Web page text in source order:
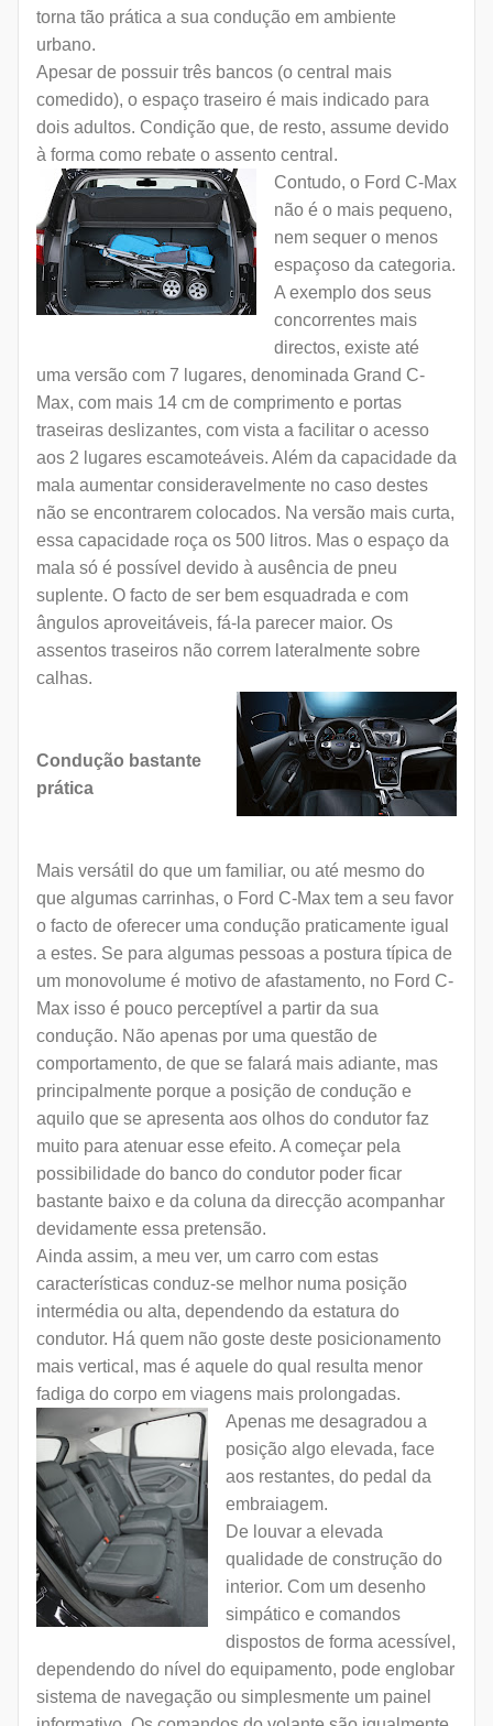
torna tão prática a sua condução em ambiente
urbano.
Apesar de possuir três bancos (o central mais
comedido), o espaço traseiro é mais indicado para
dois adultos. Condição que, de resto, assume devido
à forma como rebate o assento central.
Contudo, o Ford C-Max
não é o mais pequeno,
nem sequer o menos
espaçoso da categoria.
A exemplo dos seus
concorrentes mais
directos, existe até
uma versão com 7 lugares, denominada Grand C-
Max, com mais 14 cm de comprimento e portas
traseiras deslizantes, com vista a facilitar o acesso
aos 2 lugares escamoteáveis. Além da capacidade da
mala aumentar consideravelmente no caso destes
não se encontrarem colocados. Na versão mais curta,
essa capacidade roça os 500 litros. Mas o espaço da
mala só é possível devido à ausência de pneu
suplente. O facto de ser bem esquadrada e com
ângulos aproveitáveis, fá-la parecer maior. Os
assentos traseiros não correm lateralmente sobre
calhas.
Condução bastante
prática
Mais versátil do que um familiar, ou até mesmo do
que algumas carrinhas, o Ford C-Max tem a seu favor
o facto de oferecer uma condução praticamente igual
a estes. Se para algumas pessoas a postura típica de
um monovolume é motivo de afastamento, no Ford C-
Max isso é pouco perceptível a partir da sua
condução. Não apenas por uma questão de
comportamento, de que se falará mais adiante, mas
principalmente porque a posição de condução e
aquilo que se apresenta aos olhos do condutor faz
muito para atenuar esse efeito. A começar pela
possibilidade do banco do condutor poder ficar
bastante baixo e da coluna da direcção acompanhar
devidamente essa pretensão.
Ainda assim, a meu ver, um carro com estas
características conduz-se melhor numa posição
intermédia ou alta, dependendo da estatura do
condutor. Há quem não goste deste posicionamento
mais vertical, mas é aquele do qual resulta menor
fadiga do corpo em viagens mais prolongadas.
Apenas me desagradou a
posição algo elevada, face
aos restantes, do pedal da
embraiagem.
De louvar a elevada
qualidade de construção do
interior. Com um desenho
simpático e comandos
dispostos de forma acessível,
dependendo do nível do equipamento, pode englobar
sistema de navegação ou simplesmente um painel